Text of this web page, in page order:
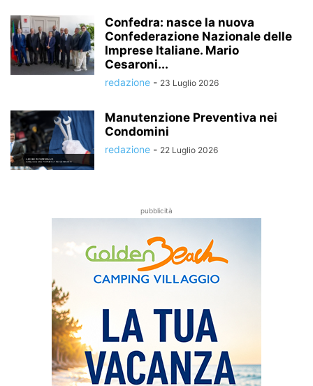
Confedra: nasce la nuova
Confederazione Nazionale delle
Imprese Italiane. Mario
Cesaroni...
redazione - 23 Luglio 2026
Manutenzione Preventiva nei
Condomini
redazione - 22 Luglio 2026
pubblicità